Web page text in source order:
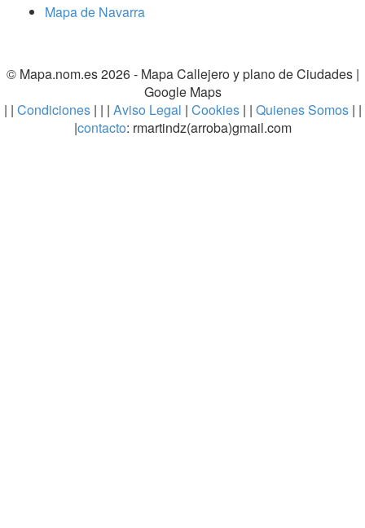
Mapa de Navarra
© Mapa.nom.es 2026 - Mapa Callejero y plano de Ciudades|
Google Maps
| | Condiciones| | | Aviso Legal | Cookies | | Quienes Somos | |
|contacto: rmartindz(arroba)gmail.com